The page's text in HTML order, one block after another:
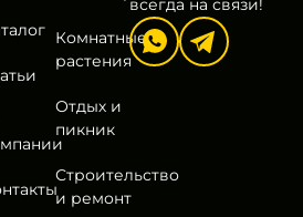
Комнатные
растения
Отдых и
пикник
Строительство
и ремонт
всегда на связи!